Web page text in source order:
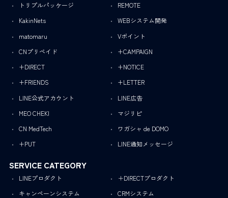
トリプルパッケージ
REMOTE
KakinNets
WEBシステム開発
matomaru
Vポイント
CNプリペイド
+CAMPAIGN
+DIRECT
+NOTICE
+FRIENDS
+LETTER
LINE公式アカウント
LINE広告
MEO CHEKI
マジリピ
CN MedTech
ワガシャ de DOMO
+PUT
LINE通知メッセージ
SERVICE CATEGORY
LINEプロダクト
＋DIRECTプロダクト
キャンペーンシステム
CRMシステム